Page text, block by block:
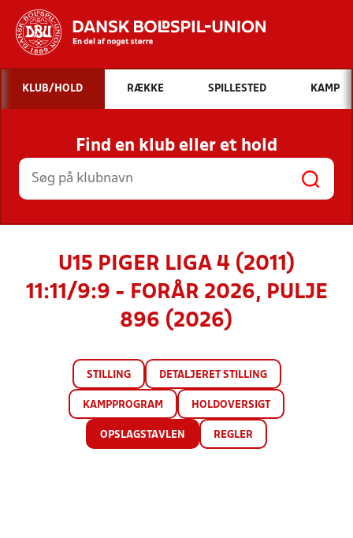
Hvad vil du søge efter?
INDHOLD OG NYHEDER
STILLINGER, RESULTATER, KLUBBER OG
HOLD
KLUB/HOLD RÆKKE SPILLESTED KAMP
Find en klub eller et hold
U15 PIGER LIGA 4 (2011)
11:11/9:9 - FORÅR 2026, PULJE
896 (2026)
STILLING DETALJERET STILLING
KAMPPROGRAM HOLDOVERSIGT
OPSLAGSTAVLEN REGLER